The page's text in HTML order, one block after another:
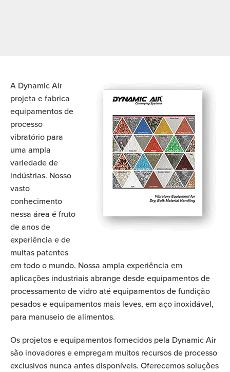
A Dynamic Air
projeta e fabrica
equipamentos de
processo
vibratório para
uma ampla
variedade de
indústrias. Nosso
vasto
conhecimento
nessa área é fruto
de anos de
experiência e de
muitas patentes
em todo o mundo. Nossa ampla experiência em
aplicações industriais abrange desde equipamentos de
processamento de vidro até equipamentos de fundição
pesados e equipamentos mais leves, em aço inoxidável,
para manuseio de alimentos.
Os projetos e equipamentos fornecidos pela Dynamic Air
são inovadores e empregam muitos recursos de processo
exclusivos nunca antes disponíveis. Oferecemos soluções